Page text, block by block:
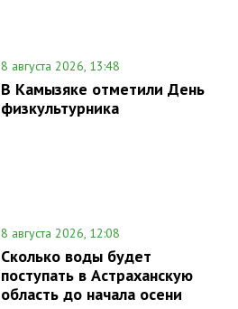
8 августа 2026, 13:48
В Камызяке отметили День
физкультурника
8 августа 2026, 12:08
Сколько воды будет
поступать в Астраханскую
область до начала осени